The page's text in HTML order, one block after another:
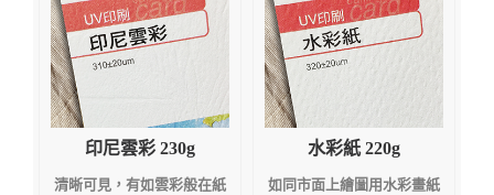
印尼雲彩 230g
清晰可見，有如雲彩般在紙
水彩紙 220g
如同市面上繪圖用水彩畫紙